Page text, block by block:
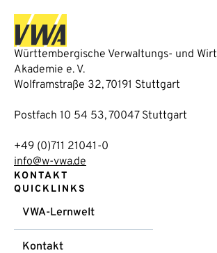
Württembergische Verwaltungs- und
Akademie e. V.
Wolframstraße 32, 70191 Stuttgart
Postfach 10 54 53, 70047 Stuttgart
+49 (0)711 21041-0
info@w-vwa.de
KONTAKT
QUICKLINKS
VWA-Lernwelt
Kontakt